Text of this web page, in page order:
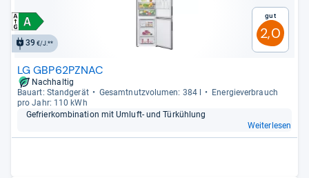
39 €/J.**
Gut
2,0
LG GBP62PZNAC
Nachhaltig
Bau­art: Stand­ge­rät
Gesamt­nutz­vo­lu­men: 384 l
Ener­gie­ver­brauch
pro Jahr: 110 kWh
Gefrier­kom­bi­na­tion mit Umluft-​ und Tür­küh­lung
Weiterlesen